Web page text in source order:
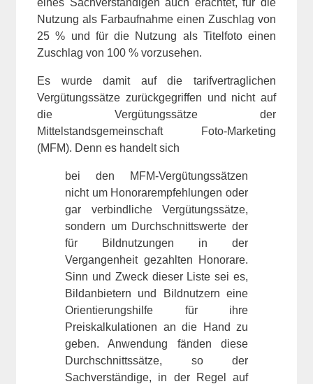
Nutzung als Farbaufnahme einen Zuschlag von
25 % und für die Nutzung als Titelfoto einen
Zuschlag von 100 % vorzusehen.
Es wurde damit auf die tarifvertraglichen
Vergütungssätze zurückgegriffen und nicht auf
die Vergütungssätze der
Mittelstandsgemeinschaft Foto-Marketing
(MFM). Denn es handelt sich
bei den MFM-Vergütungssätzen
nicht um Honorarempfehlungen oder
gar verbindliche Vergütungssätze,
sondern um Durchschnittswerte der
für Bildnutzungen in der
Vergangenheit gezahlten Honorare.
Sinn und Zweck dieser Liste sei es,
Bildanbietern und Bildnutzern eine
Orientierungshilfe für ihre
Preiskalkulationen an die Hand zu
geben. Anwendung fänden diese
Durchschnittssätze, so der
Sachverständige, in der Regel auf